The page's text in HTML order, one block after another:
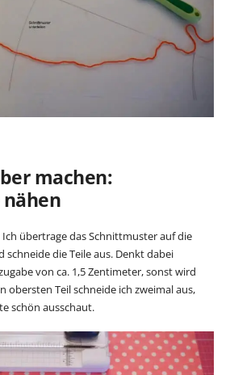
machen:
Ich übertrage das Schnittmuster auf die
die Teile aus. Denkt dabei
von ca. 1,5 Zentimeter, sonst wird
obersten Teil schneide ich zweimal aus,
schön ausschaut.